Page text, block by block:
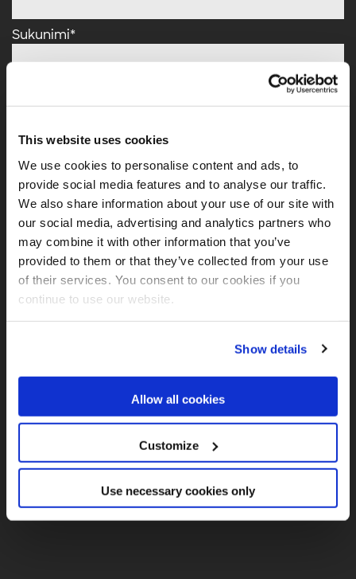
This website uses cookies
We use cookies to personalise content and ads, to
provide social media features and to analyse our traffic.
We also share information about your use of our site with
our social media, advertising and analytics partners who
may combine it with other information that you’ve
provided to them or that they’ve collected from your use
of their services. You consent to our cookies if you
continue to use our website.
Show details
Allow all cookies
Customize
Use necessary cookies only
Sukunimi*
Yrityksen nimi*
Puhelinnumero
Maa*
Minulle voi lähettää tietoa Solitan uramahdollisuuksista
Täyttämällä lomakkeen hyväksyn Solitan
We respect your privacy.Privacy policy